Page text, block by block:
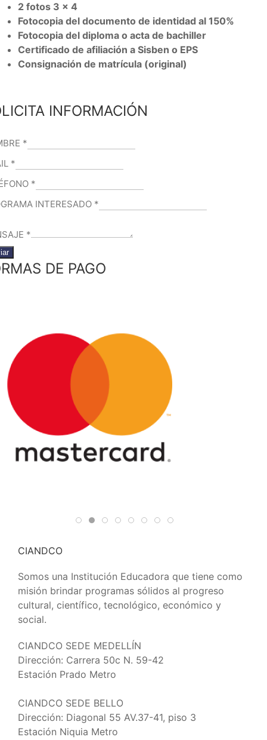
2 fotos 3 x 4
Fotocopia del documento de identidad al 150%
Fotocopia del diploma o acta de bachiller
Certificado de afiliación a Sisben o EPS
Consignación de matrícula (original)
INFORMACIÓN
*
*
*
INTERESADO *
*
DE PAGO
CIANDCO
Somos una Institución Educadora que tiene como
misión brindar programas sólidos al progreso
cultural, científico, tecnológico, económico y
social.
CIANDCO SEDE MEDELLÍN
Dirección: Carrera 50c N. 59-42
Estación Prado Metro
CIANDCO SEDE BELLO
Dirección: Diagonal 55 AV.37-41, piso 3
Estación Niquia Metro